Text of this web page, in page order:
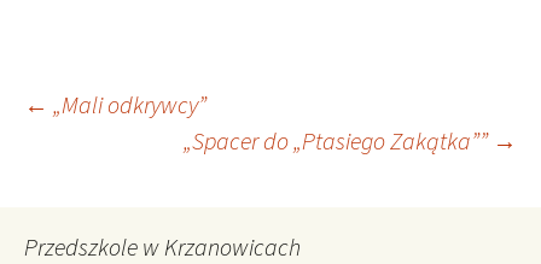
Nawigacja
← „Mali odkrywcy”
„Spacer do „Ptasiego Zakątka”” →
Przedszkole w Krzanowicach